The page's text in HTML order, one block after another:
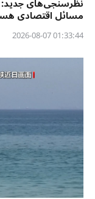
مسائل اقتصادی
01:33:44 2026-08-07